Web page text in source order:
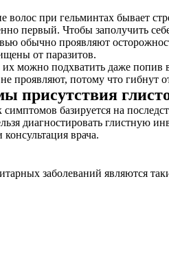
волос при гельминтах бывает
первый. Чтобы заполучить
обычно проявляют
от паразитов.
их можно подхватить даже попив
проявляют, потому что гибнут
присутствия
симптомов базируется на
диагностировать глистную
консультация врача.
заболеваний являются